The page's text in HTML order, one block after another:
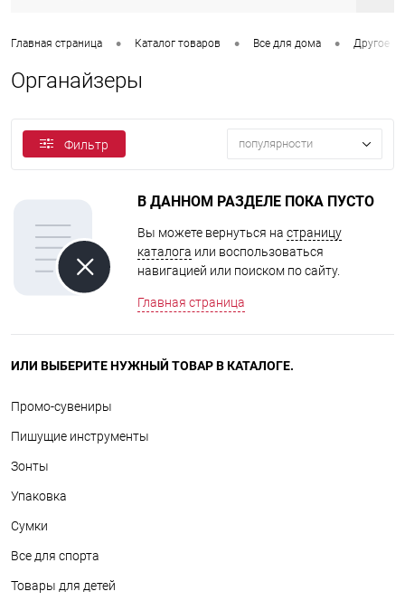
Главная страница • Каталог товаров • Все для дома • Другое
Органайзеры
Фильтр популярности
В ДАННОМ РАЗДЕЛЕ ПОКА ПУСТО
Вы можете вернуться на страницу
каталога или воспользоваться
навигацией или поиском по сайту.
Главная страница
ИЛИ ВЫБЕРИТЕ НУЖНЫЙ ТОВАР В КАТАЛОГЕ.
Промо-сувениры
Пишущие инструменты
Зонты
Упаковка
Сумки
Все для спорта
Товары для детей